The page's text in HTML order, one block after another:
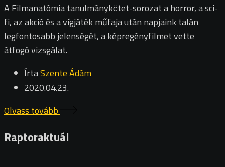
A Filmanatómia tanulmánykötet-sorozat a horror, a sci-
fi, az akció és a vígjáték műfaja után napjaink talán
legfontosabb jelenségét, a képregényfilmet vette
átfogó vizsgálat.
ÍrtaSzente Ádám
2020.04.23.
Olvass tovább
Raptoraktuál